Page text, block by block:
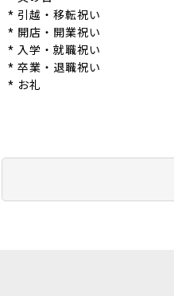
* 引越・移転祝い
* 開店・開業祝い
* 入学・就職祝い
* 卒業・退職祝い
* お礼